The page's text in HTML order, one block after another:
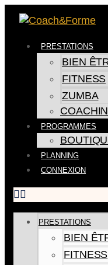
PRESTATIONS
BIEN
FITNESS
ZUMBA
PROGRAMMES
PLANNING
CONNEXION
PRESTATIONS
BIEN
FITNESS